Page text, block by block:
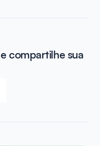
compartilhe sua